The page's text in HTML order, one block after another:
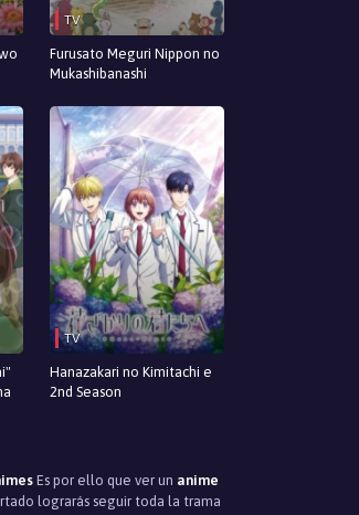
TV
Furusato Meguri Nippon no
Mukashibanashi
TV
Hanazakari no Kimitachi e
2nd Season
Es por ello que ver un anime
lograrás seguir toda la trama